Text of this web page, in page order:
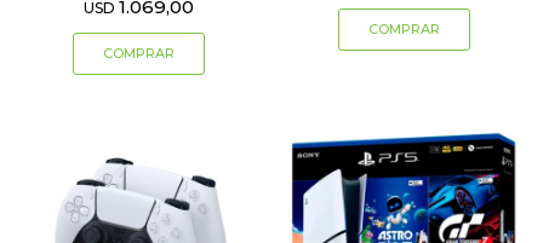
USD 1.069,00